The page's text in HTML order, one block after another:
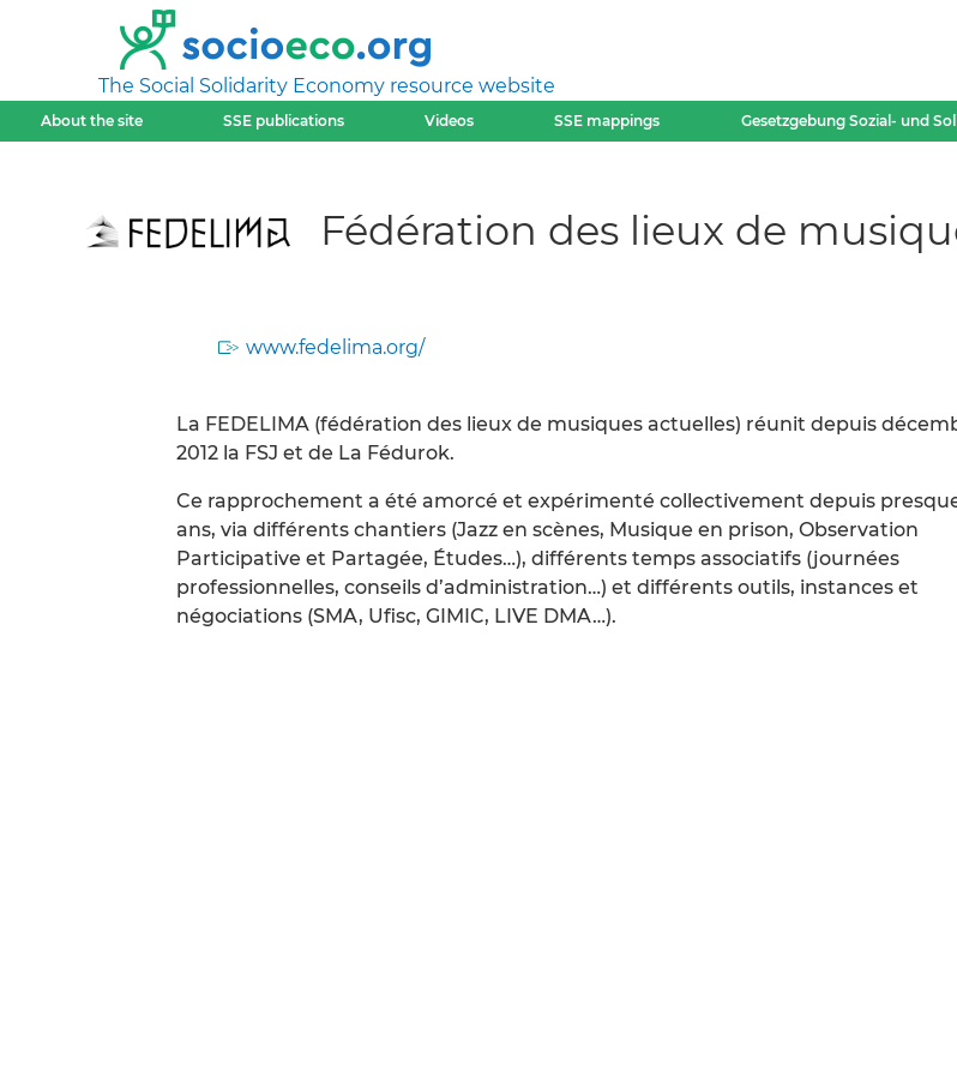
The Social Solidarity Economy resource website
About the site SSE publications Videos SSE mappings Gesetzgebung Sozial- und
Fédération des lieux de
www.fedelima.org/
La FEDELIMA (fédération des lieux de musiques actuelles) réunit depuis
2012 la FSJ et de La Fédurok.
Ce rapprochement a été amorcé et expérimenté collectivement depuis
ans, via différents chantiers (Jazz en scènes, Musique en prison, Observation
Participative et Partagée, Études…), différents temps associatifs (journées
professionnelles, conseils d’administration…) et différents outils, instances et
négociations (SMA, Ufisc, GIMIC, LIVE DMA…).